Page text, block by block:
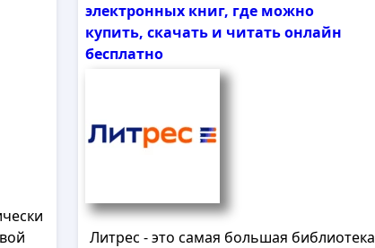
электронных книг, где можно
купить, скачать и читать онлайн
бесплатно
Литрес - это самая большая библиотека